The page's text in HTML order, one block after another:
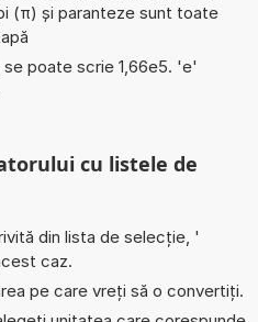
(π) și paranteze sunt toate
se poate scrie 1,66e5. 'e'
cu listele de
din lista de selecție, '
caz.
pe care vreți să o convertiți.